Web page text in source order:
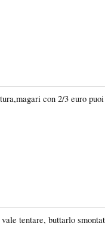
con 2/3 euro
tentare, buttarlo